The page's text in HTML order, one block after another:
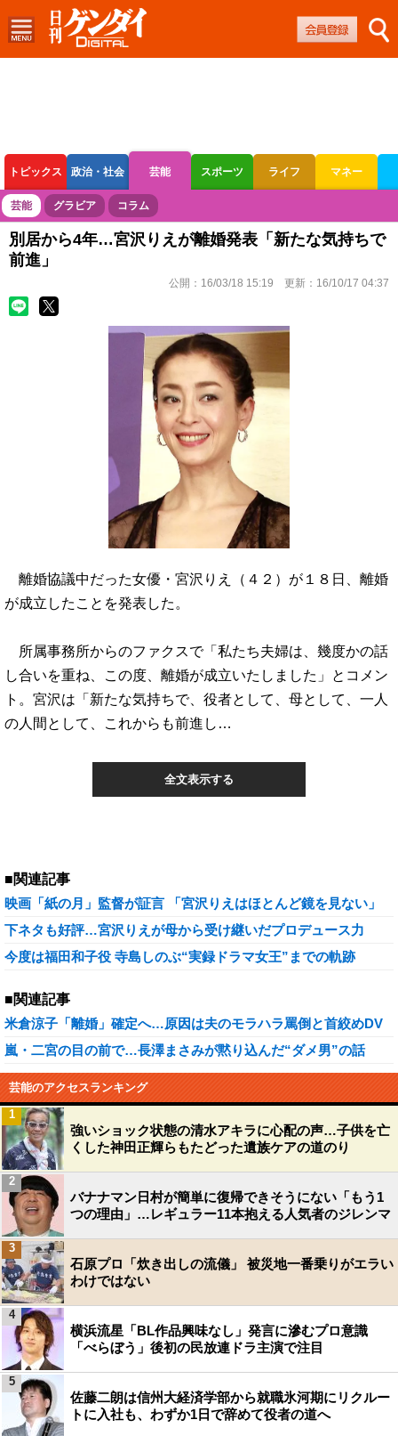
トピックス 政治・社会 芸能 スポーツ ライフ マネー
ボートレース 競輪 オートレース
芸能 グラビア コラム
別居から4年…宮沢りえが離婚発表「新たな気持ちで
前進」
公開： 16/03/18 15:19 更新： 16/10/17 04:37
離婚協議中だった女優・宮沢りえ（４２）が１８日、離婚
が成立したことを発表した。
所属事務所からのファクスで「私たち夫婦は、幾度かの話
し合いを重ね、この度、離婚が成立いたしました」とコメン
ト。宮沢は「新たな気持ちで、役者として、母として、一人
の人間として、これからも前進し…
全文表示する
■関連記事
映画「紙の月」監督が証言 「宮沢りえはほとんど鏡を見ない」
下ネタも好評…宮沢りえが母から受け継いだプロデュース力
今度は福田和子役 寺島しのぶ“実録ドラマ女王”までの軌跡
■関連記事
米倉涼子「離婚」確定へ…原因は夫のモラハラ罵倒と首絞めDV
嵐・二宮の目の前で…長澤まさみが黙り込んだ“ダメ男”の話
芸能のアクセスランキング
強いショック状態の清水アキラに心配の声…子供を亡
くした神田正輝らもたどった遺族ケアの道のり
1
バナナマン日村が簡単に復帰できそうにない「もう1
つの理由」…レギュラー11本抱える人気者のジレンマ
2
石原プロ「炊き出しの流儀」 被災地一番乗りがエラい
わけではない
3
横浜流星「BL作品興味なし」発言に滲むプロ意識
「べらぼう」後初の民放連ドラ主演で注目
4
佐藤二朗は信州大経済学部から就職氷河期にリクルー
トに入社も、わずか1日で辞めて役者の道へ
5